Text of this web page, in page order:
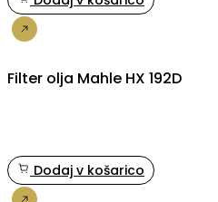
Filter olja Mahle HX 192D
Dodaj v košarico